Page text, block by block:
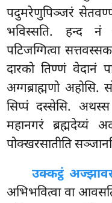
पदुमरेणुपिञ्जरं
भविस्सति. हन्द नं
पटिजग्गित्वा
दारको तिण्णं वेदानं
अग्गब्राह्मणो
सिप्पं दस्सेसि. अथस्स
महानगरं ब्रह्मदेय्यं
पोक्खरसातीति
उक्कट्ठं
अभिभवित्वा वा